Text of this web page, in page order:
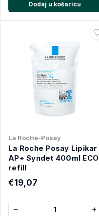
Dodaj u košaricu
La Roche-Posay
La Roche Posay Lipikar
AP+ Syndet 400ml ECO
refill
€19,07
− +